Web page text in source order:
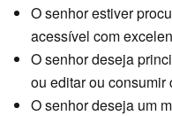
O senhor estiver
acessível com
O senhor deseja
ou editar ou
O senhor deseja um